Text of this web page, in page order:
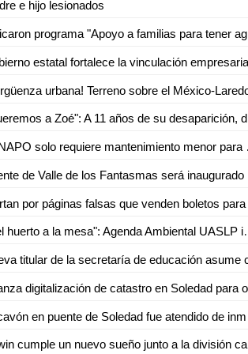
e hijo lesionados
"Del huerto a la mesa":